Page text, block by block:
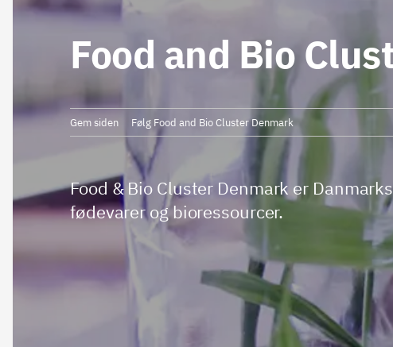
Food and Bio
Gem siden Følg Food and Bio Cluster Denmark
Food & Bio Cluster Denmark er
fødevarer og bioressourcer.